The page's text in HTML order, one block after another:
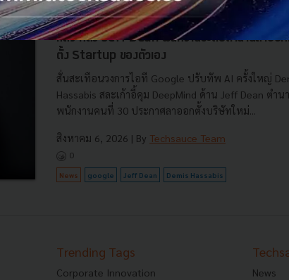
Demis Hassabis ขึ้นคุม หัวเรือ AI ของ
แล้ว หลัง Jeff Dean พนักงานระดับตำนานลาออก
ตั้ง Startup ของตัวเอง
สั่นสะเทือนวงการไอที Google ปรับทัพ AI ครั้งใหญ่
Hassabis สละเก้าอี้คุม DeepMind ด้าน Jeff Dean ตำน
พนักงานคนที่ 30 ประกาศลาออกตั้งบริษัทใหม่...
สิงหาคม 6, 2026 | By Techsauce Team
0
News google Jeff Dean Demis Hassabis
Trending Tags
Corporate Innovation News